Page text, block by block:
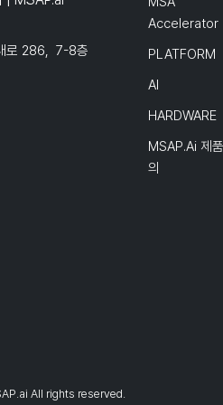
로 286, 7-8층
Accelerator
PLATFORM
AI
HARDWARE
MSAP.ai 제
의
All rights reserved.